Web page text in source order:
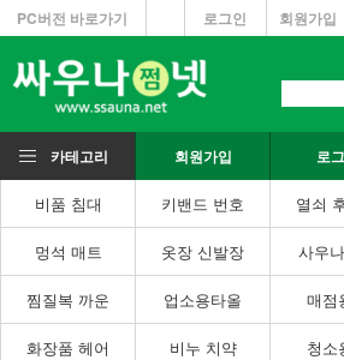
PC버전 바로가기 회원가입
로그인
카테고리 회원가입 로
비품 침대 키밴드 번호 열쇠
멍석 매트 옷장 신발장 사우
찜질복 까운 업소용타올 매점
화장품 헤어 비누 치약 청소